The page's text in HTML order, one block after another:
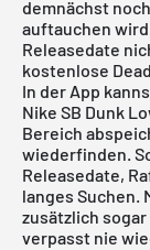
demnächst
auftauchen
Releasedate
kostenlose
In der App
Nike SB Dunk
Bereich
wiederfinden.
Releasedate,
langes Suchen.
zusätzlich
verpasst nie